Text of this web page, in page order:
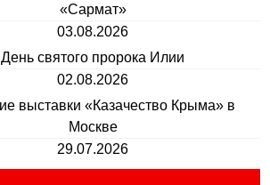
«Сармат»
03.08.2026
День святого пророка Илии
02.08.2026
выставки «Казачество Крыма» в
Москве
29.07.2026